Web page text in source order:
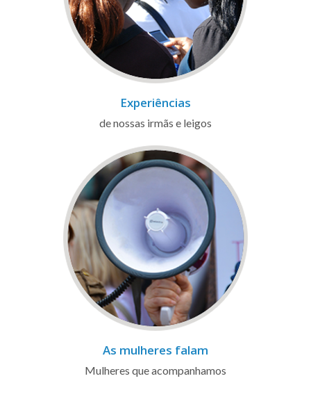
Experiências
de nossas irmãs e leigos
As mulheres falam
Mulheres que acompanhamos